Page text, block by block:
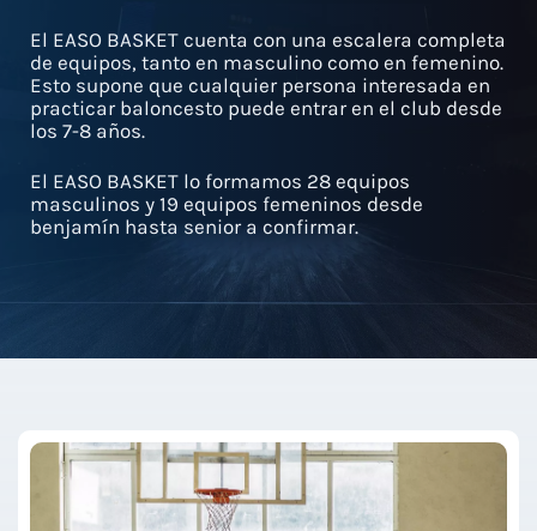
El EASO BASKET cuenta con una escalera completa
de equipos, tanto en masculino como en femenino.
Esto supone que cualquier persona interesada en
practicar baloncesto puede entrar en el club desde
los 7-8 años.
El EASO BASKET lo formamos 28 equipos
masculinos y 19 equipos femeninos desde
benjamín hasta senior a confirmar.